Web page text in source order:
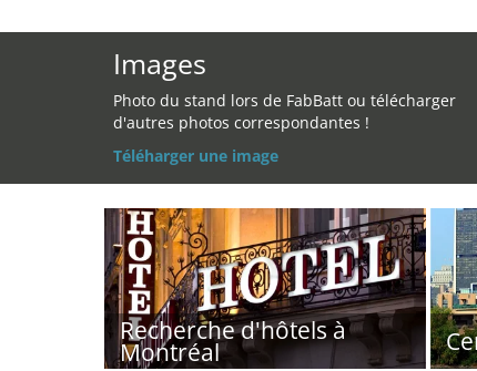
Images
Photo du stand lors de FabBatt ou télécharger
d'autres photos correspondantes !
Téléharger une image
Recherche d'hôtels à
Montréal